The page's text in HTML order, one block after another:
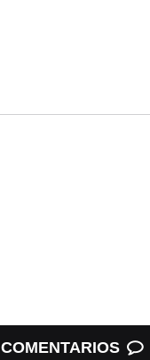
COMENTARIOS